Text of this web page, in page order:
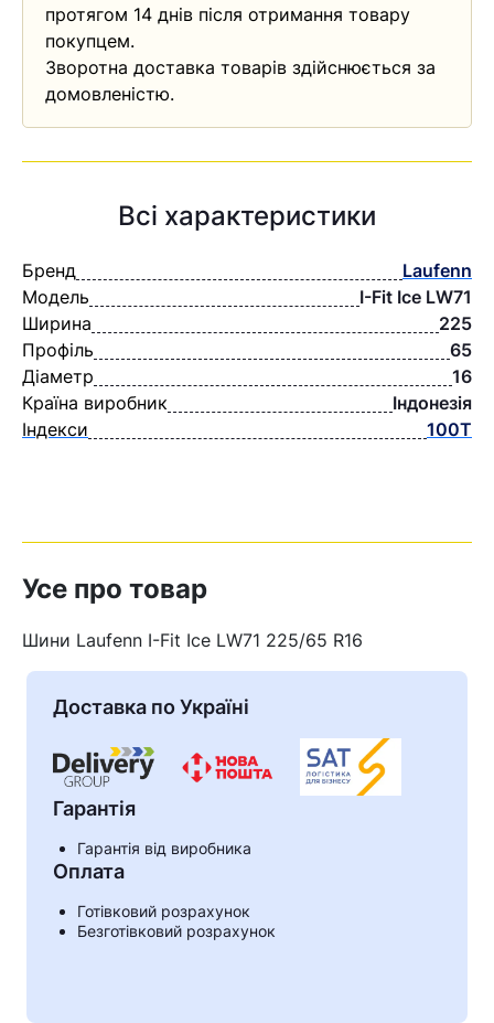
Кошик
протягом 14 днів після отримання товару
покупцем.
Зворотна доставка товарів здійснюється за
домовленістю.
Всі характеристики
Бренд
Laufenn
Модель
I-Fit Ice LW71
Ширина
225
Профіль
65
Діаметр
16
Країна виробник
Індонезія
Індекси
100T
Усе про товар
Шини Laufenn I-Fit Ice LW71 225/65 R16
Доставка по Україні
Гарантія
Гарантія від виробника
Оплата
Готівковий розрахунок
Безготівковий розрахунок